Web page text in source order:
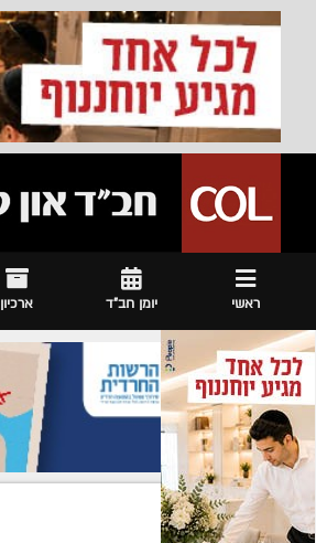
ראשי יומן חב"ד ארכיון
חדשות